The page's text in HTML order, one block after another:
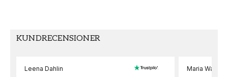
KUNDRECENSIONER
Leena Dahlin Maria